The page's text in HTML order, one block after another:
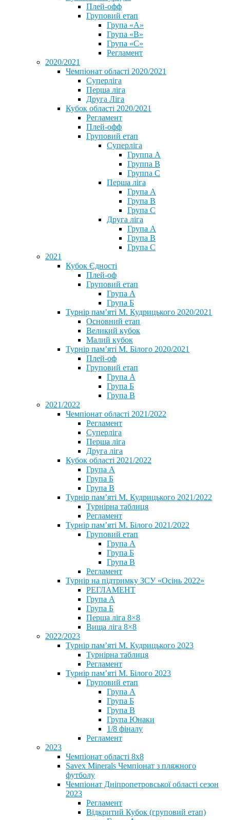
Плей-офф
Груповий етап
Група «А»
Група «B»
Група «C»
Регламент
2020/2021
Чемпіонат області 2020/2021
Суперліга
Перша ліга
Друга Ліга
Кубок області 2020/2021
Регламент
Плей-офф
Груповий етап
Суперліга
Группа A
Группа B
Группа C
Перша ліга
Група A
Група B
Група C
Друга ліга
Група A
Група B
Група C
2021
Кубок Єдності
Плей-оф
Груповий етап
Група А
Група Б
Турнір пам’яті М. Кудрицького 2020/2021
Основний етап
Великий кубок
Малий кубок
Турнір пам’яті М. Білого 2020/2021
Плей-оф
Груповий етап
Група А
Група Б
Група В
2021/2022
Чемпіонат області 2021/2022
Регламент
Суперліга
Перша ліга
Друга ліга
Кубок області 2021/2022
Група А
Група Б
Група В
Турнір пам’яті М. Кудрицького 2021/2022
Турнірна таблиця
Регламент
Турнір пам’яті М. Білого 2021/2022
Груповий етап
Група А
Група Б
Група В
Регламент
Турнір на підтримку ЗСУ «Осінь 2022»
РЕГЛАМЕНТ
Група А
Група Б
Перша ліга 8×8
Вища ліга 8×8
2022/2023
Турнір пам’яті М. Кудрицького 2023
Турнірна таблиця
Регламент
Турнір пам’яті М. Білого 2023
Груповий етап
Група А
Група Б
Група В
Група Юнаки
1/8 фіналу
Регламент
2023
Чемпіонат області 8х8
Savex Minerals Чемпіонат з пляжного
футболу
Чемпіонат Дніпропетровської області сезон
2023
Регламент
Відкритий Кубок (груповий етап)